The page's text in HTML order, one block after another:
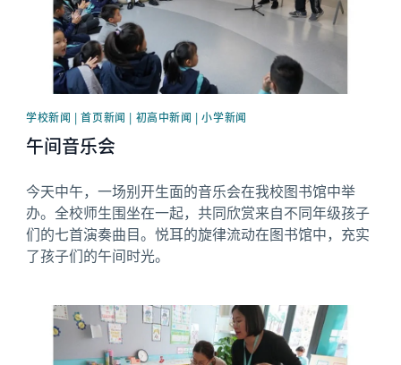
学校新闻 | 首页新闻 | 初高中新闻 | 小学新闻
午间音乐会
今天中午，一场别开生面的音乐会在我校图书馆中举
办。全校师生围坐在一起，共同欣赏来自不同年级孩子
们的七首演奏曲目。悦耳的旋律流动在图书馆中，充实
了孩子们的午间时光。
News image